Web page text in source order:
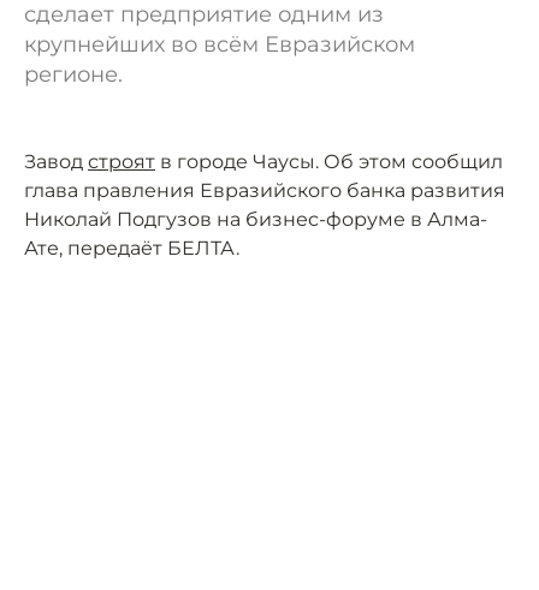
сделает предприятие одним из
крупнейших во всём Евразийском
регионе.
Завод строят в городе Чаусы. Об этом сообщил
глава правления Евразийского банка развития
Николай Подгузов на бизнес-форуме в Алма-
Ате, передаёт БЕЛТА.